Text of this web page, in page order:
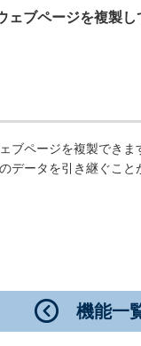
ェブページを複製
ブページを複製できま
データを引き継ぐこと
機能一